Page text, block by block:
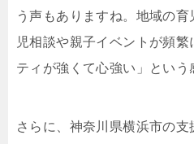
う声もありますね。地域の
児相談や親子イベントが頻
ティが強くて心強い」という
さらに、神奈川県横浜市の支